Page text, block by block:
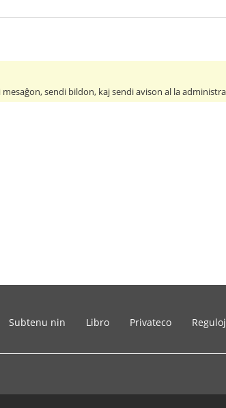
sendi bildon, kaj sendi avison al la
Subtenu nin Libro Privateco Reguloj